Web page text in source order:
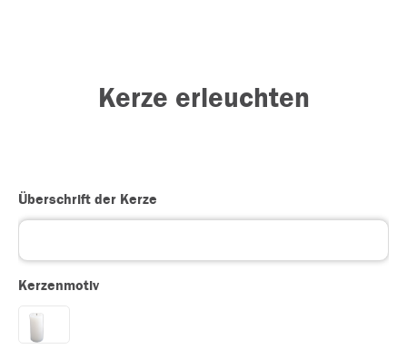
Kerze erleuchten
Überschrift der Kerze
Kerzenmotiv